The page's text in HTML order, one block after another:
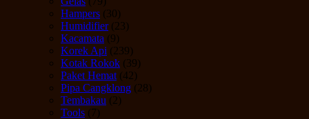
Hampers (30)
Humidifier(23)
Kacamata (9)
Korek Api (239)
Kotak Rokok (39)
Paket Hemat (42)
Pipa Cangklong (28)
Tembakau (2)
Tools (7)